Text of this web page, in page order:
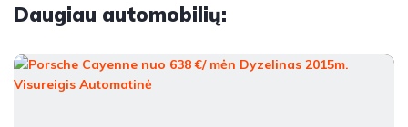
Daugiau automobilių: